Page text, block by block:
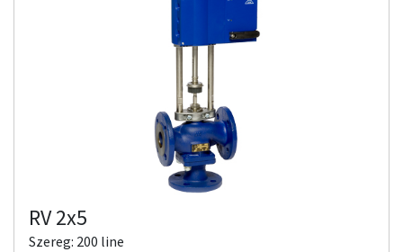
RV 2x5
Szereg: 200 line